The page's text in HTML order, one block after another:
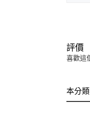
評價
喜歡這
本分